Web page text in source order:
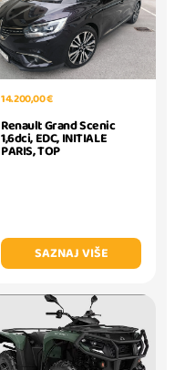
14.200,00 €
Renault Grand Scenic
1,6dci, EDC, INITIALE
PARIS, TOP
SAZNAJ VIŠE